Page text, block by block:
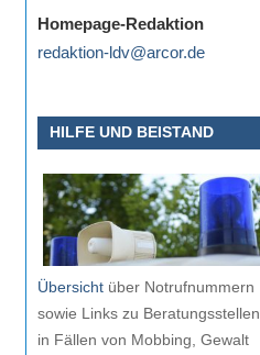
Seite
verschiedene
Möglichkeiten
der
Suche
zur
Verfügung.
Homepage-Redaktion
redaktion-ldv@arcor.de
HILFE UND BEISTAND
Übersichtüber Notrufnummern
sowie Links zu Beratungsstellen
in Fällen von Mobbing, Gewalt